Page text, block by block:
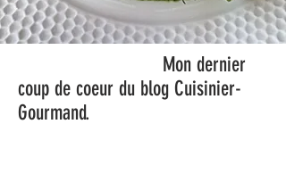
Mon dernier
coup de coeur du blog Cuisinier-